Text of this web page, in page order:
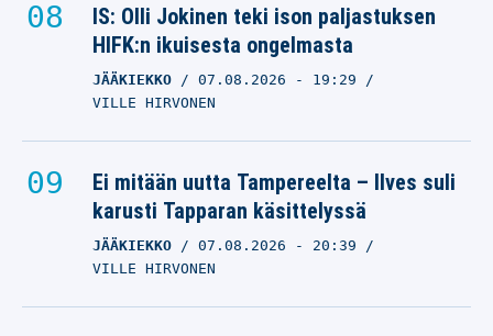
IS: Olli Jokinen teki ison paljastuksen
HIFK:n ikuisesta ongelmasta
JÄÄKIEKKO 07.08.2026 - 19:29
VILLE HIRVONEN
Ei mitään uutta Tampereelta – Ilves suli
karusti Tapparan käsittelyssä
JÄÄKIEKKO 07.08.2026 - 20:39
VILLE HIRVONEN